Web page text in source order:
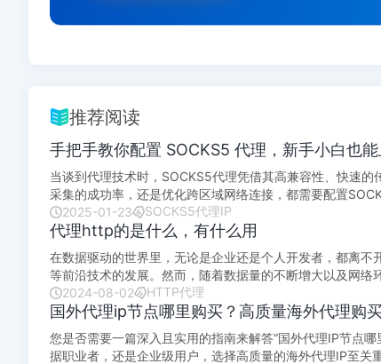
推荐阅读
手把手教你配置 SOCKS5 代理，新手小白也能
当谈到代理技术时，SOCKS5代理凭借其高兼容性、快速
采集的成功率，还是优化跨区域网络连接，都需要配置
第一次接触代理，还是需要优化...
2025-01-23 SOCKS5代理IP
代理http的是什么，有什么用
在数据驱动的世界里，无论是企业还是个人开发者，都离
等前沿技术的发展。然而，随着数据量的不断增大以及网
2024-08-02 HTTP代理
国外代理ip节点哪里购买？高质量海外代理购
您是否需要一篇深入且实用的指南来解答“国外代理IP节点
据职业者，还是企业级用户，选择高质量的海外代理IP至关